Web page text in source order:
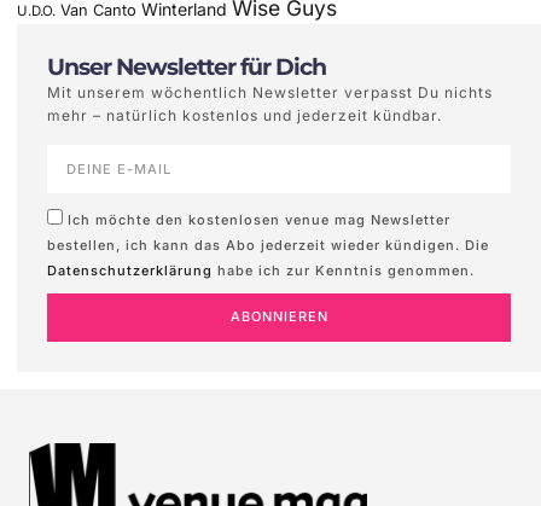
U.D.O. Van Canto Winterland Wise Guys
Unser Newsletter für Dich
Mit unserem wöchentlich Newsletter verpasst Du nichts
mehr – natürlich kostenlos und jederzeit kündbar.
Ich möchte den kostenlosen venue mag Newsletter
bestellen, ich kann das Abo jederzeit wieder kündigen. Die
Datenschutzerklärung habe ich zur Kenntnis genommen.
ABONNIEREN